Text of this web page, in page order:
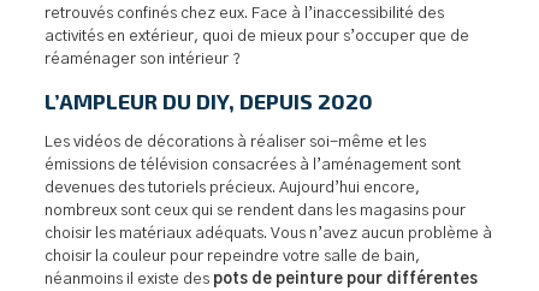
retrouvés confinés chez eux. Face à l’inaccessibilité des
activités en extérieur, quoi de mieux pour s’occuper que de
réaménager son intérieur ?
L’AMPLEUR DU DIY, DEPUIS 2020
Les vidéos de décorations à réaliser soi-même et les
émissions de télévision consacrées à l’aménagement sont
devenues des tutoriels précieux. Aujourd’hui encore,
nombreux sont ceux qui se rendent dans les magasins pour
choisir les matériaux adéquats. Vous n’avez aucun problème à
choisir la couleur pour repeindre votre salle de bain,
néanmoins il existe des pots de peinture pour différentes